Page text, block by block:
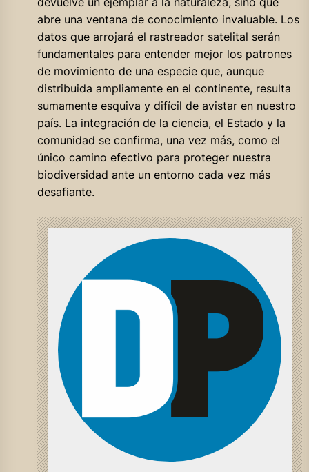
abre una ventana de conocimiento invaluable. Los
datos que arrojará el rastreador satelital serán
fundamentales para entender mejor los patrones
de movimiento de una especie que, aunque
distribuida ampliamente en el continente, resulta
sumamente esquiva y difícil de avistar en nuestro
país. La integración de la ciencia, el Estado y la
comunidad se confirma, una vez más, como el
único camino efectivo para proteger nuestra
biodiversidad ante un entorno cada vez más
desafiante.